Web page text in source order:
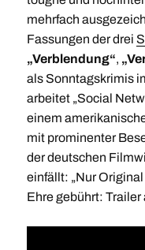
mehrfach
Fassungen der drei
„Verblendung“,
als Sonntagskrimis
arbeitet „Social
einem
mit prominenter
der deutschen
einfällt: „Nur
Ehre gebührt: Trailer